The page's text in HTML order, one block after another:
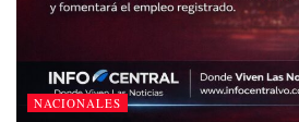
NACIONALES